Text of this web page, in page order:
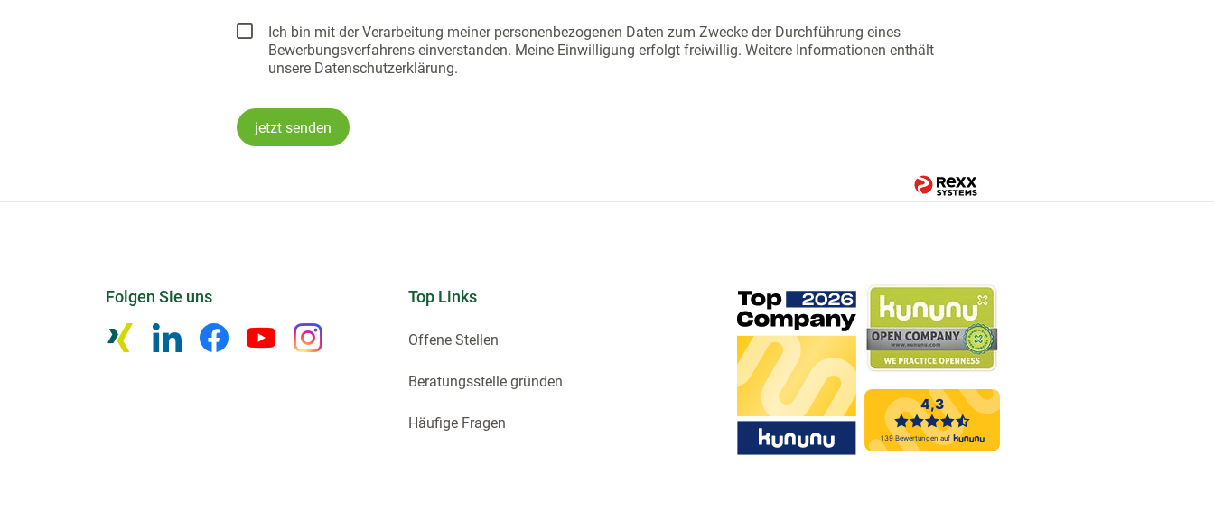
Ich bin mit der Verarbeitung meiner personenbezogenen Daten zum Zwecke der Durchführung eines
Bewerbungsverfahrens einverstanden. Meine Einwilligung erfolgt freiwillig. Weitere Informationen enthält
unsere Datenschutzerklärung.
jetzt senden
Folgen Sie uns Top Links
Offene Stellen
Beratungsstelle gründen
Häufige Fragen